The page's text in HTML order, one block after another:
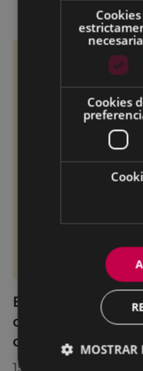
El servicio
disponible en
del horario de
15/06/2026
Cookies
Cookies
MOSTRAR